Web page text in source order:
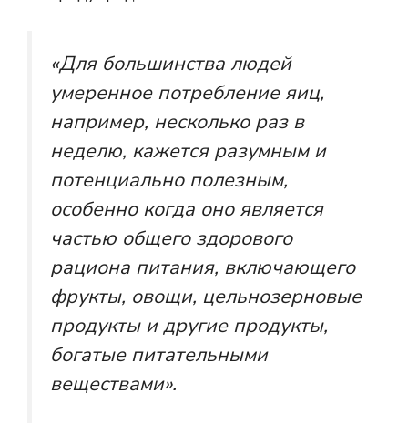
«Для большинства людей
умеренное потребление яиц,
например, несколько раз в
неделю, кажется разумным и
потенциально полезным,
особенно когда оно является
частью общего здорового
рациона питания, включающего
фрукты, овощи, цельнозерновые
продукты и другие продукты,
богатые питательными
веществами».